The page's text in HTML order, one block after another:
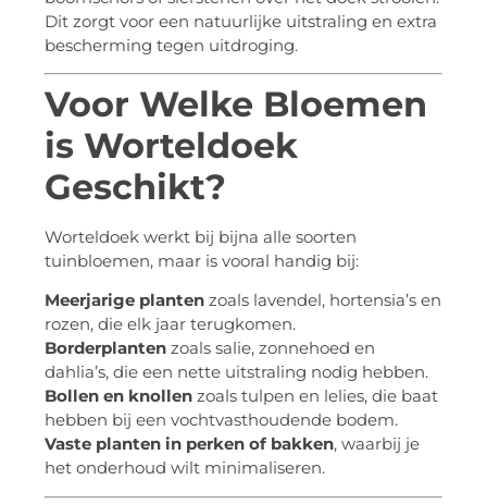
Dit zorgt voor een natuurlijke uitstraling en extra
bescherming tegen uitdroging.
Voor Welke Bloemen
is Worteldoek
Geschikt?
Worteldoek werkt bij bijna alle soorten
tuinbloemen, maar is vooral handig bij:
Meerjarige planten zoals lavendel, hortensia’s en
rozen, die elk jaar terugkomen.
Borderplanten zoals salie, zonnehoed en
dahlia’s, die een nette uitstraling nodig hebben.
Bollen en knollen zoals tulpen en lelies, die baat
hebben bij een vochtvasthoudende bodem.
Vaste planten in perken of bakken, waarbij je
het onderhoud wilt minimaliseren.